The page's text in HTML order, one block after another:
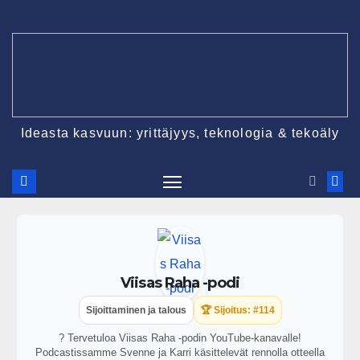
Ideasta kasvuun: yrittäjyys, teknologia & tekoäly
Viisas Raha -podi
Sijoittaminen ja talous 🏆 Sijoitus: #114
? Tervetuloa Viisas Raha -podin YouTube-kanavalle!
Podcastissamme Svenne ja Karri käsittelevät rennolla otteella